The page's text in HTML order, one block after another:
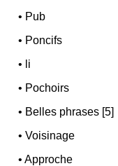
• Pub
• Poncifs
• li
• Pochoirs
• Belles phrases [5]
•Voisinage
•Approche